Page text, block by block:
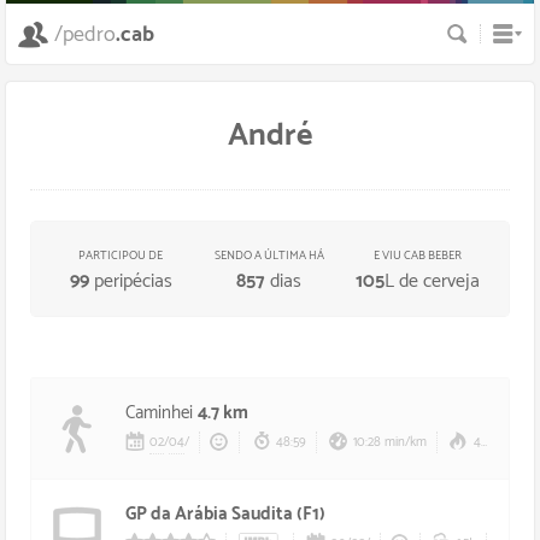
/pedro.cab Busca
André
PARTICIPOU DE
99peripécias
SENDO A ÚLTIMA HÁ
857dias
E VIU CAB BEBER
105L de cerveja
Caminhei4.7 km
02/04/ 48:59 10:28 min/km 400 calorias
GP da Arábia Saudita (F1)